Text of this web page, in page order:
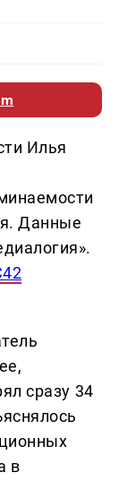
Илья
Данные
сразу 34
в